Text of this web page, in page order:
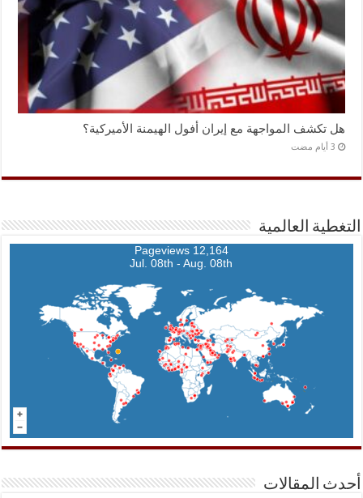
هل تكشف المواجهة مع إيران أفول الهيمنة الأميركية؟
التغطية العالمية
12,164 Pageviews
Jul. 08th - Aug. 08th
أحدث المقالات